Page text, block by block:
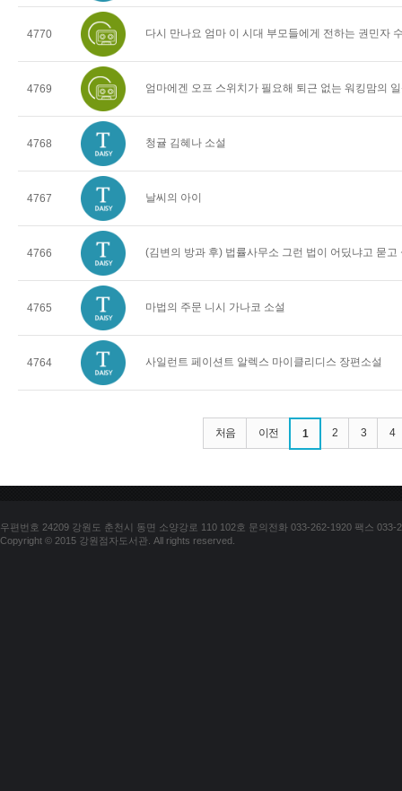
4770 다시 만나요 엄마 이 시대 부모들에게 전하는 권민자
4769 엄마에겐 오프 스위치가 필요해 퇴근 없는 워킹맘의
4768 청귤 김혜나 소설
4767 날씨의 아이
4766 (김변의 방과 후) 법률사무소 그런 법이 어딨냐고 묻고
4765 마법의 주문 니시 가나코 소설
4764 사일런트 페이션트 알렉스 마이클리디스 장편소설
처음 이전 1 2 3 4
우편번호 24209 강원도 춘천시 동면 소양강로 110 102호 문의전화 033-262-1920 팩스 033-
Copyright © 2015 강원점자도서관. All rights reserved.